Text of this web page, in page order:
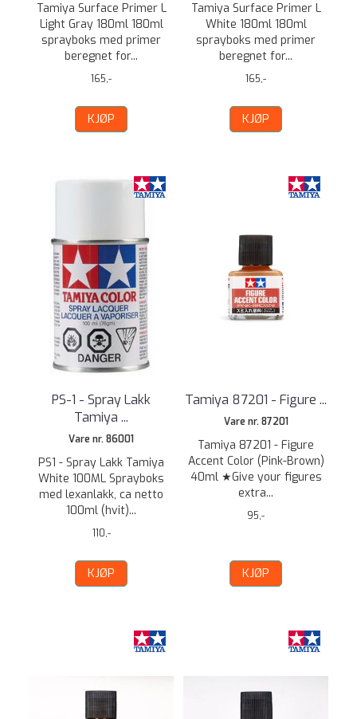
Tamiya Surface Primer L
Light Gray 180ml 180ml
sprayboks med primer
beregnet for...
165,-
KJØP
Tamiya Surface Primer L
White 180ml 180ml
sprayboks med primer
beregnet for...
165,-
KJØP
PS-1 - Spray Lakk
Tamiya ...
Vare nr. 86001
PS1 - Spray Lakk Tamiya
White 100ML Sprayboks
med lexanlakk, ca netto
100ml (hvit)...
110,-
KJØP
Tamiya 87201 - Figure ...
Vare nr. 87201
Tamiya 87201 - Figure
Accent Color (Pink-Brown)
40ml ★Give your figures
extra...
95,-
KJØP